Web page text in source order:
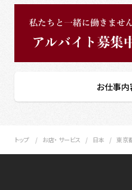
お仕事
トップ お店・ サービス 日本 東京